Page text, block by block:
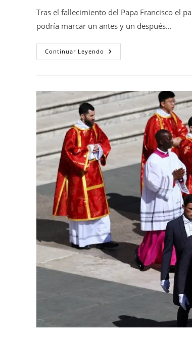
Tras el fallecimiento del Papa Francisco el
podría marcar un antes y un después…
Continuar Leyendo